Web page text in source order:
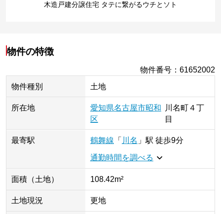
木造戸建分譲住宅 タテに繋がるウチとソト
物件の特徴
物件番号 ：61652002
物件種別
土地
所在地 愛知県名古屋市昭和
区
川名町４丁
目
最寄駅 鶴舞線 「 川名 」 駅 徒歩9分
通勤時間を調べる
面積（土地） 108.42m²
土地現況 更地